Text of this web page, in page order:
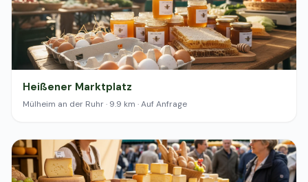
Heißener Marktplatz
Mülheim an der Ruhr · 9.9 km · Auf Anfrage